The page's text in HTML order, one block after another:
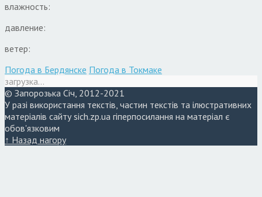
влажность:
давление:
ветер:
Погода в Бердянске Погода в Токмаке
загрузка...
© Запорозька Січ, 2012-2021
У разі використання текстів, частин текстів та ілюстративних
матеріалів сайту sich.zp.ua гіперпосилання на матеріал є
обов'язковим
↑ Назад нагору